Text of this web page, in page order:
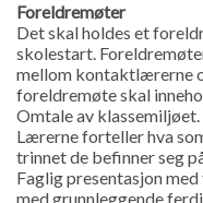
Foreldremøter
Det skal holdes et
skolestart.
mellom kontaktlærerne
foreldremøte skal
Omtale av klassemiljøet.
Lærerne forteller hva
trinnet de befinner seg
Faglig presentasjon
med grunnleggende